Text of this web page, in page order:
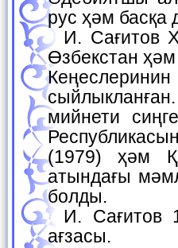
рус ҳәм басқа
И. Сағитов Ҳүрмет белгиси ордени ҳәм медальлар,
Өзбекстан
мийнети
(1979) ҳәм
атындағы
болды.
И. Сағитов 1942-жылдан Жазыўшылар аўқамының
ағзасы.